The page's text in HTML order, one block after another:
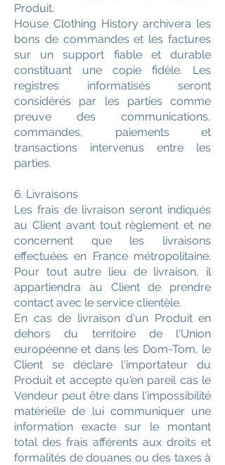
Produit.
House Clothing History archivera les
bons de commandes et les factures
sur un support fiable et durable
constituant une copie fidèle. Les
registres informatisés seront
considérés par les parties comme
preuve des communications,
commandes, paiements et
transactions intervenus entre les
parties.
6. Livraisons
Les frais de livraison seront indiqués
au Client avant tout règlement et ne
concernent que les livraisons
effectuées en France métropolitaine.
Pour tout autre lieu de livraison, il
appartiendra au Client de prendre
contact avec le service clientèle.
En cas de livraison d'un Produit en
dehors du territoire de l'Union
européenne et dans les Dom-Tom, le
Client se déclare l'importateur du
Produit et accepte qu'en pareil cas le
Vendeur peut être dans l'impossibilité
matérielle de lui communiquer une
information exacte sur le montant
total des frais afférents aux droits et
formalités de douanes ou des taxes à